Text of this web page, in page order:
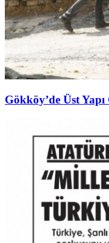
Gökköy’de Üst Yapı